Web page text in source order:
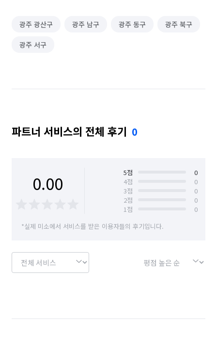
광주 광산구 광주 남구 광주 동구 광주 북구
광주 서구
파트너 서비스의 전체 후기 0
0.00 5점
0
4점
0
3점
0
2점
0
1점
0
*실제 미소에서 서비스를 받은 이용자들의 후기입니다.